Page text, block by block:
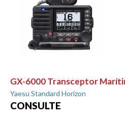
GX-6000 Transceptor
Yaesu Standard Horizon
CONSULTE